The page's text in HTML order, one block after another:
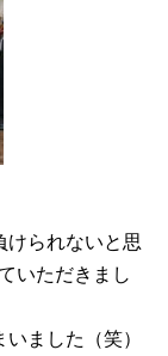
けられないと思
いただきまし
ました（笑）